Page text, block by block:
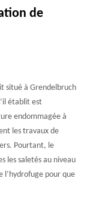
de
situé à Grendelbruch
établit est
endommagée à
les travaux de
Pourtant, le
les saletés au niveau
l’hydrofuge pour que